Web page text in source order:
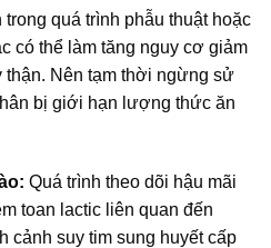
quá trình phẫu thuật hoặc
có thể làm tăng nguy cơ giảm
thận. Nên tạm thời ngừng sử
bị giới hạn lượng thức ăn
Quá trình theo dõi hậu mãi
toan lactic liên quan đến
cảnh suy tim sung huyết cấp